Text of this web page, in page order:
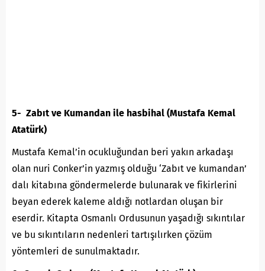
5- Zabıt ve Kumandan ile hasbihal (Mustafa Kemal
Atatürk)
Mustafa Kemal’in ocukluğundan beri yakın arkadaşı
olan nuri Conker’in yazmış olduğu ‘Zabıt ve kumandan’
dalı kitabına göndermelerde bulunarak ve fikirlerini
beyan ederek kaleme aldığı notlardan oluşan bir
eserdir. Kitapta Osmanlı Ordusunun yaşadığı sıkıntılar
ve bu sıkıntıların nedenleri tartışılırken çözüm
yöntemleri de sunulmaktadır.